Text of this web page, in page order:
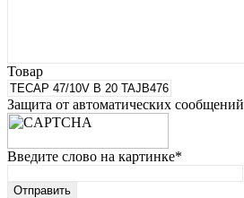
Товар
Защита от автоматических сообщений
Введите слово на картинке*